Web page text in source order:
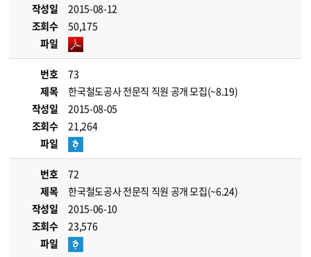
작성일
2015-08-12
조회수
50,175
파일
번호
73
제목
한국철도공사 전문직 직원 공개 모집(~8.19)
작성일
2015-08-05
조회수
21,264
파일
번호
72
제목
한국철도공사 전문직 직원 공개 모집(~6.24)
작성일
2015-06-10
조회수
23,576
파일